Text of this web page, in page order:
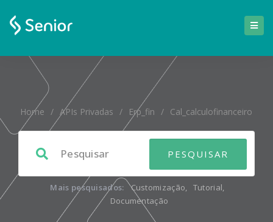
Home / APIs Privadas / Erp_fin / Cal_calculofinanceiro
Mais pesquisados: Customização, Tutorial,
Documentação